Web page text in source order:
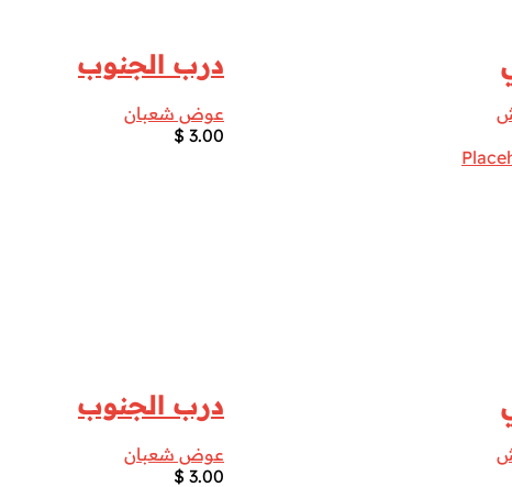
درب الجنوب
عوض شعبان
$ 3.00
درب الجنوب
عوض شعبان
$ 3.00